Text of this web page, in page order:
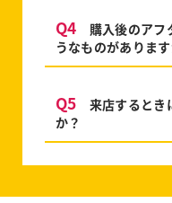
Q4
購入後のアフ
うなものがありま
Q5
来店するとき
か？